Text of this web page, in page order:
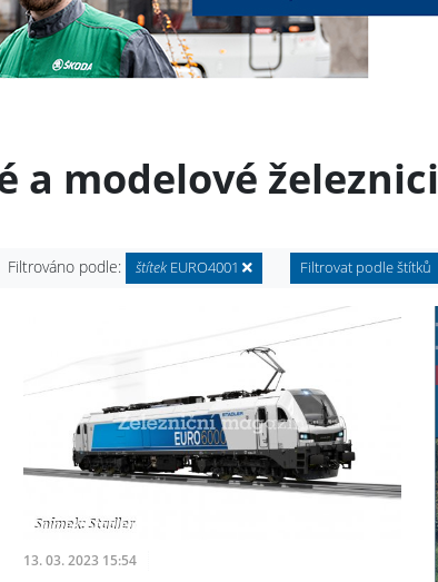
a modelové železnici
Filtrováno podle:
štítekEURO4001 Filtrovat podle štítků
13. 03. 2023 15:54